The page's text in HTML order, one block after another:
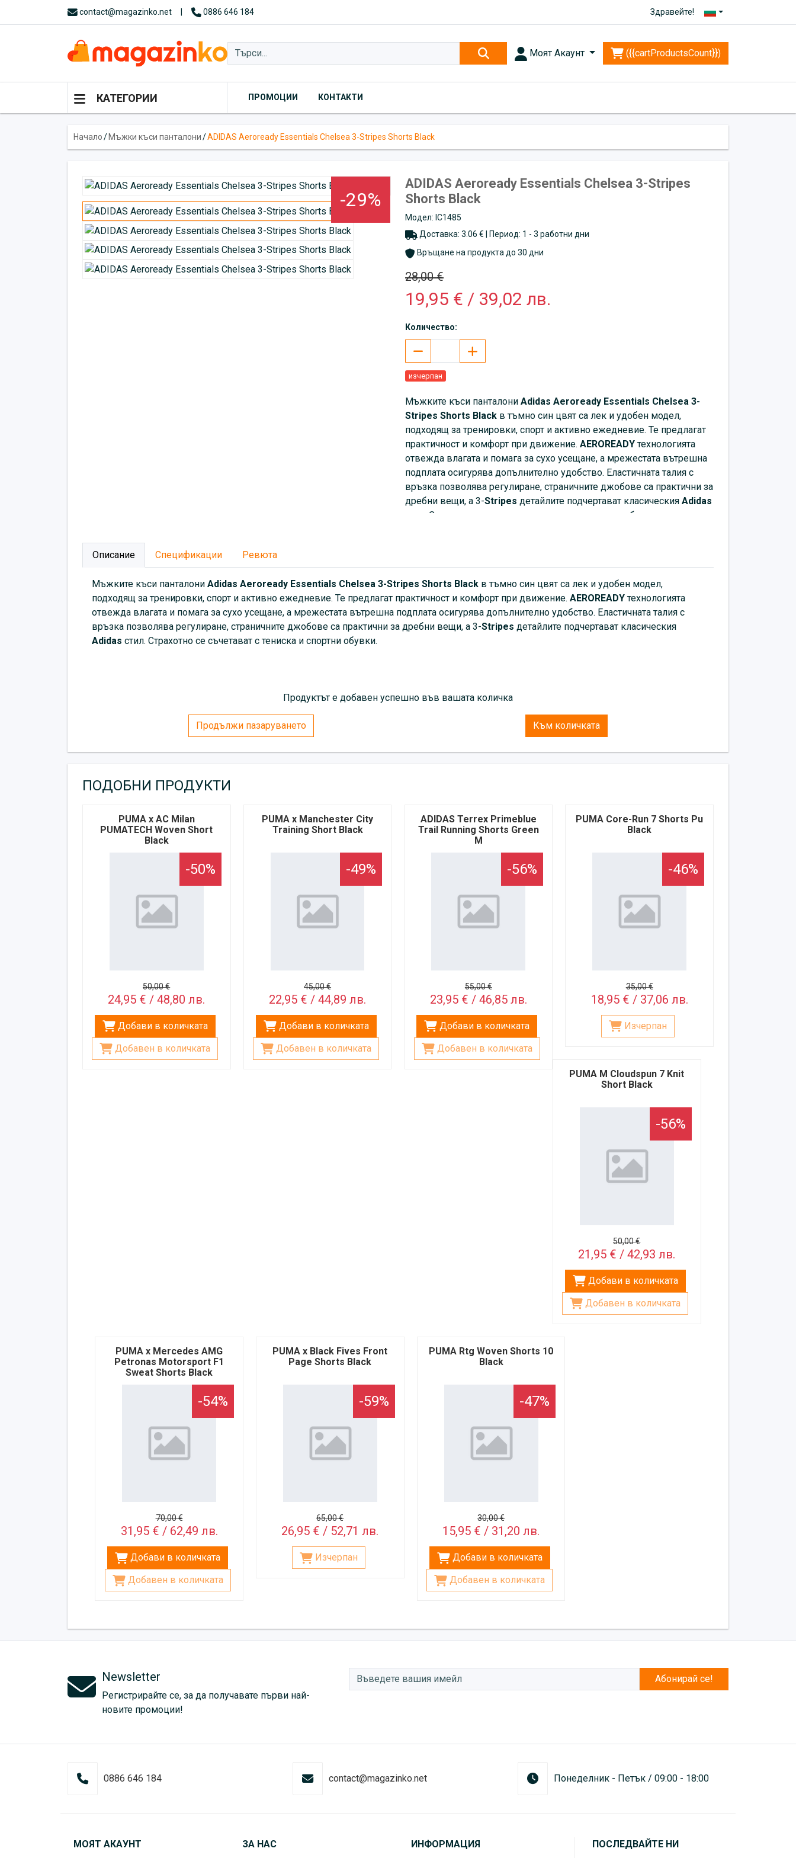
contact@magazinko.net 0886 646 184 Здравейте!
Моят Акаунт ({{cartProductsCount}})
КАТЕГОРИИ ПРОМОЦИИ КОНТАКТИ
Начало/ Мъжки къси панталони/ADIDAS Aeroready Essentials Chelsea 3-Stripes Shorts Black
-29%
ADIDAS Aeroready Essentials Chelsea 3-Stripes
Shorts Black
Модел: IC1485
Доставка: 3.06 € | Период: 1 - 3 работни дни
Връщане на продукта до 30 дни
28,00 €
19,95 € / 39,02 лв.
Количество:
изчерпан
Мъжките къси панталони Adidas Aeroready Essentials Chelsea 3-
Stripes Shorts Black в тъмно син цвят са лек и удобен модел,
подходящ за тренировки, спорт и активно ежедневие. Те предлагат
практичност и комфорт при движение. AEROREADYтехнологията
отвежда влагата и помага за сухо усещане, а мрежестата вътрешна
подплата осигурява допълнително удобство. Еластичната талия с
връзка позволява регулиране, страничните джобове са практични за
дребни вещи, а 3-Stripes детайлите подчертават класическия Adidas
стил. Страхотно се съчетават с тениска и спортни обувки.
Описание Спецификации Ревюта
Мъжките къси панталони Adidas Aeroready Essentials Chelsea 3-Stripes Shorts Black в тъмно син цвят са лек и удобен модел,
подходящ за тренировки, спорт и активно ежедневие. Те предлагат практичност и комфорт при движение. AEROREADYтехнологията
отвежда влагата и помага за сухо усещане, а мрежестата вътрешна подплата осигурява допълнително удобство. Еластичната талия с
връзка позволява регулиране, страничните джобове са практични за дребни вещи, а 3-Stripes детайлите подчертават класическия
Adidas стил. Страхотно се съчетават с тениска и спортни обувки.
Продуктът е добавен успешно във вашата количка
Продължи пазаруването Към количката
ПОДОБНИ ПРОДУКТИ
PUMA x AC Milan
PUMATECH Woven Short
Black
-50%
50,00 €
24,95 € / 48,80 лв.
Добави в количката
Добавен в количката
PUMA x Manchester City
Training Short Black
-49%
45,00 €
22,95 € / 44,89 лв.
Добави в количката
Добавен в количката
ADIDAS Terrex Primeblue
Trail Running Shorts Green
M
-56%
55,00 €
23,95 € / 46,85 лв.
Добави в количката
Добавен в количката
PUMA Core-Run 7 Shorts Pu
Black
-46%
35,00 €
18,95 € / 37,06 лв.
Изчерпан
PUMA M Cloudspun 7 Knit
Short Black
-56%
50,00 €
21,95 € / 42,93 лв.
Добави в количката
Добавен в количката
PUMA x Mercedes AMG
Petronas Motorsport F1
Sweat Shorts Black
-54%
70,00 €
31,95 € / 62,49 лв.
Добави в количката
Добавен в количката
PUMA x Black Fives Front
Page Shorts Black
-59%
65,00 €
26,95 € / 52,71 лв.
Изчерпан
PUMA Rtg Woven Shorts 10
Black
-47%
30,00 €
15,95 € / 31,20 лв.
Добави в количката
Добавен в количката
Newsletter
Регистрирайте се, за да получавате първи най-
новите промоции!
Абонирай се!
0886 646 184 contact@magazinko.net Понеделник - Петък / 09:00 - 18:00
МОЯТ АКАУНТ ЗА НАС ИНФОРМАЦИЯ ПОСЛЕДВАЙТЕ НИ